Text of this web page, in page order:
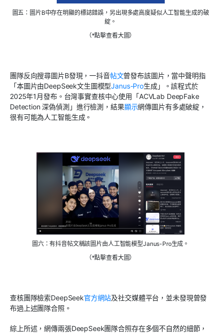
圖五：圖片B中存在明顯的標誌錯誤，另出現多處高度疑似人工智能生成的破
綻。
（*點擊查看大圖）
團隊反向搜尋圖片B發現，一抖音帖文曾發布該圖片，當中聲明指
「本圖片由DeepSeek文生圖模型Janus-Pro生成」。該程式於
2025年1月發布。台灣事實查核中心使用「ACVLab DeepFake
Detection 深偽偵測」進行檢測，結果顯示網傳圖片有多處破綻，
很有可能為人工智能生成。
圖六：有抖音帖文稱該圖片由人工智能模型Janus-Pro生成。
（*點擊查看大圖）
查核團隊檢索DeepSeek官方網站及社交媒體平台，並未發現曾發
布過上述團隊合照。
綜上所述，網傳兩張DeepSeek團隊合照存在多個不自然的細節，